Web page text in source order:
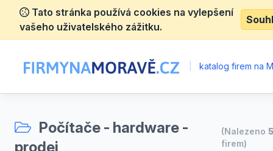
Tato stránka používá cookies na vylepšení
vašeho uživatelského zážitku.
katalog firem na
Počítače - hardware -
prodej
(Nalezeno
firem)